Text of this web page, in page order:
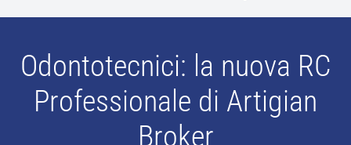
Odontotecnici: la nuova RC
Professionale di Artigian
Broker